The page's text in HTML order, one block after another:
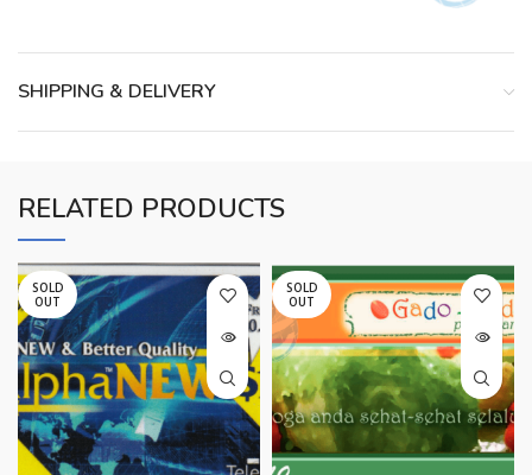
SHIPPING & DELIVERY
RELATED PRODUCTS
SOLD
OUT
SOLD
OUT